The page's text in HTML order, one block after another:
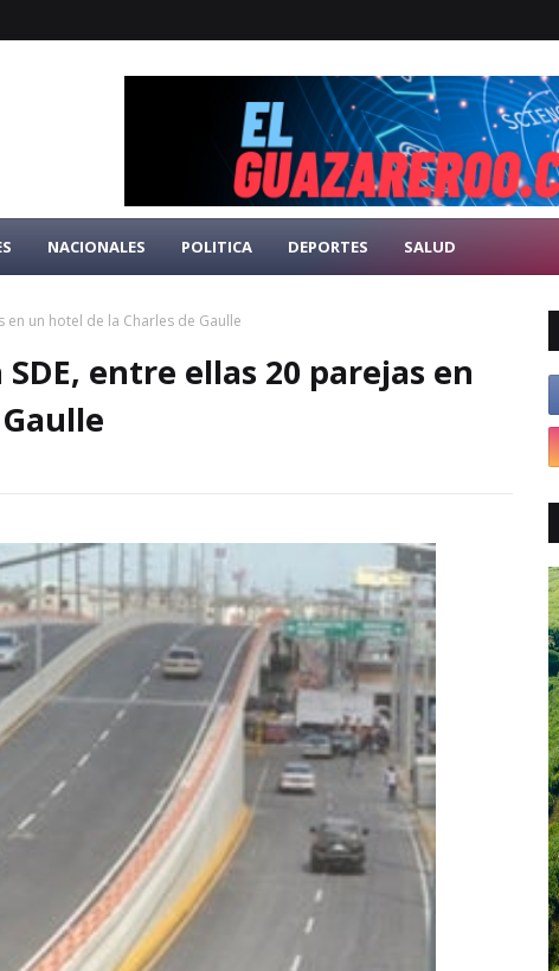
NACIONALES POLITICA DEPORTES SALUD
en un hotel de la Charles de Gaulle
entre ellas 20 parejas en